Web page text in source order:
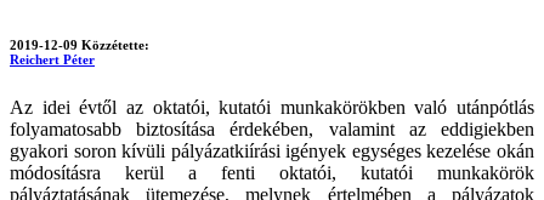
2019-12-09 Közzétette:
Reichert Péter
Az idei évtől az oktatói, kutatói munkakörökben való utánpótlás
folyamatosabb biztosítása érdekében, valamint az eddigiekben
gyakori soron kívüli pályázatkiírási igények egységes kezelése okán
módosításra kerül a fenti oktatói, kutatói munkakörök
pályáztatásának ütemezése, melynek értelmében a pályázatok